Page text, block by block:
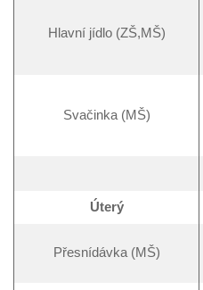
Hlavní jídlo (ZŠ,MŠ)
Svačinka (MŠ)
Úterý
Přesnídávka (MŠ)